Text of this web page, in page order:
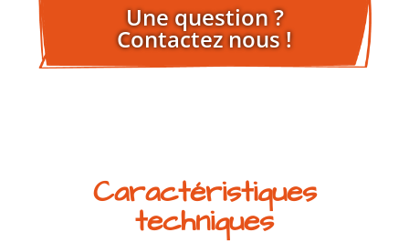
Une question ?
Contactez nous !
Caractéristiques
techniques